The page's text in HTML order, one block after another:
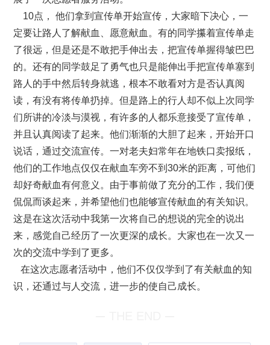
10点， 他们拿到宣传单开始宣传，大家暗下决心，一
定要让路人了解献血、愿意献血。有的同学攥着宣传单走
了很远，但是还是不敢把手伸出去，把宣传单握得皱巴巴
的。还有的同学鼓足了勇气也只是能伸出手把宣传单塞到
路人的手中然后转身就逃，根本不敢看对方是否认真阅
读，有没有将传单扔掉。但是路上的行人却不似上次同学
们所讲的冷淡与漠视，有许多的人都乐意接受了宣传单，
并且认真阅读了起来。他们渐渐的大胆了起来，开始开口
说话，通过交流宣传。一对老夫妇常年在地铁口卖报纸，
他们的工作地点仅仅在献血车旁不到30米的距离，可他们
却好奇献血有何意义。由于事前做了充分的工作，我们便
侃侃而谈起来，并希望他们也能够宣传献血的有关知识。
这是在这次活动中我第一次将自己的想说的完全的说出
来，感觉自己经历了一次更深的成长。大家也在一次又一
次的交流中学到了更多。
在这次志愿者活动中，他们不仅仅学到了有关献血的知
识，还通过与人交流，进一步的使自己成长。